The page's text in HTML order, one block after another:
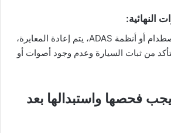
إذا تأثرت حساسات الاصطدام أو أنظمة ADAS، يتم إعادة المعايرة،
من ثبات السيارة وعدم وجود أصوات أو
يجب فحصها واستبدالها بعد